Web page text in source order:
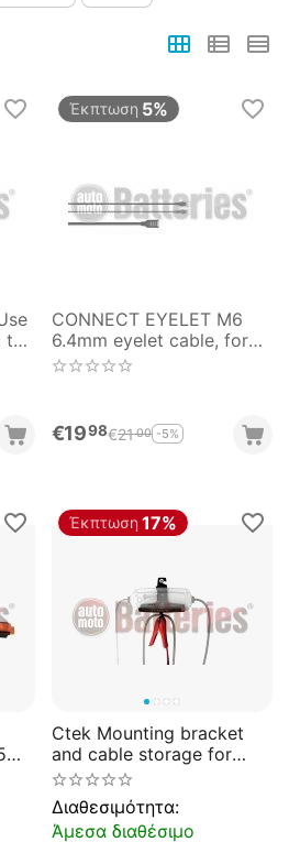
Έκπτωση 5%
CONNECT EYELET M6
6.4mm eyelet cable, for
quick and easy
€1998€2100 -5%
Έκπτωση 17%
Ctek Mounting bracket
and cable storage for
MXS chargers (3,8-5A)
Διαθεσιμότητα:
Άμεσα διαθέσιμο